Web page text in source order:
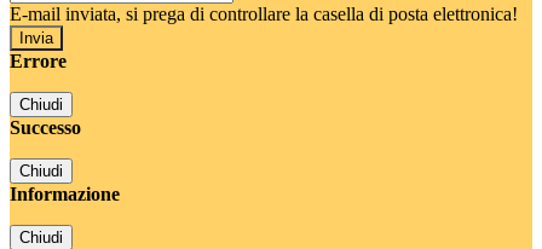
E-mail inviata, si prega di controllare la casella di posta elettronica!
Errore
Chiudi
Successo
Chiudi
Informazione
Chiudi